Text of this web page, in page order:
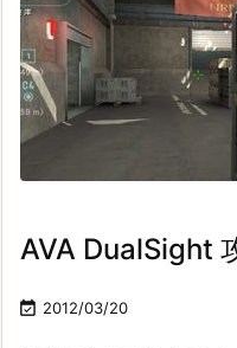
AVA DualSight
 2012/03/20